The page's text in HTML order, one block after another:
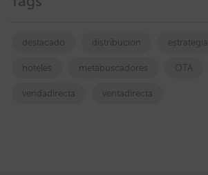
destacado distribucion estrategia
hoteles metabuscadores OTA
vendadirecta ventadirecta